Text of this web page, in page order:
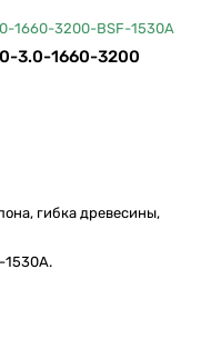
1660-3200-BSF-1530A
3.0-1660-3200
гибка древесины,
1530A.